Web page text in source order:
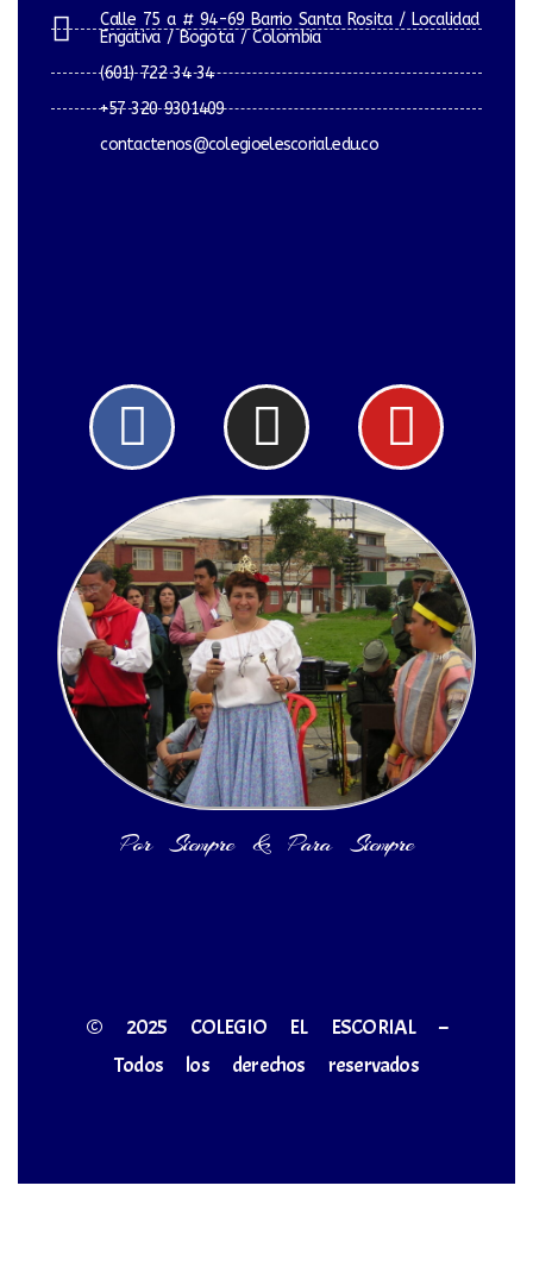
Calle 75 a # 94-69 Barrio Santa Rosita / Localidad
Engativa / Bogota / Colombia
(601) 722 34 34
+57 320 9301409
contactenos@colegioelescorial.edu.co
FacebookInstagram
Por Siempre & Para Siempre
© 2025 COLEGIO EL ESCORIAL –
Todos los derechos reservados